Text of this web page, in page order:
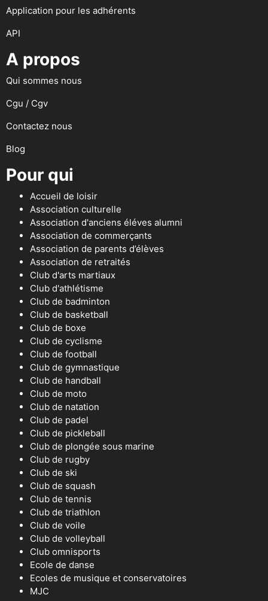
Application pour les adhérents
API
A propos
Qui sommes nous
Cgu / Cgv
Contactez nous
Blog
Pour qui
Accueil de loisir
Association culturelle
Association d'anciens éléves alumni
Association de commerçants
Association de parents d’élèves
Association de retraités
Club d'arts martiaux
Club d'athlétisme
Club de badminton
Club de basketball
Club de boxe
Club de cyclisme
Club de football
Club de gymnastique
Club de handball
Club de moto
Club de natation
Club de padel
Club de pickleball
Club de plongée sous marine
Club de rugby
Club de ski
Club de squash
Club de tennis
Club de triathlon
Club de voile
Club de volleyball
Club omnisports
Ecole de danse
Ecoles de musique et conservatoires
MJC